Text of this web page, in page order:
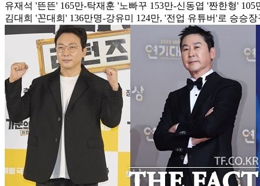
유재석 '뜬뜬' 165만-탁재훈 '노빠꾸 153만-신동엽 '짠한형' 105
김대희 '꼰대희' 136만명-강유미 124만, '전업 유튜버'로 승승장